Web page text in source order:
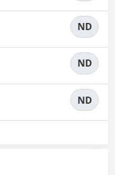
ND
ND
ND